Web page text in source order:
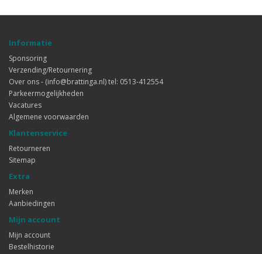
Informatie
Sponsoring
Verzending/Retournering
Over ons - (info@brattinga.nl) tel: 0513-412554
Parkeermogelijkheden
Vacatures
Algemene voorwaarden
Klantenservice
Retourneren
Sitemap
Extra
Merken
Aanbiedingen
Mijn account
Mijn account
Bestelhistorie